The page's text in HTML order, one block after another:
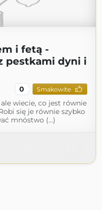
i fetą -
pestkami dyni i
0 Smakowite
wiecie, co jest równie
się je równie szybko
mnóstwo (...)